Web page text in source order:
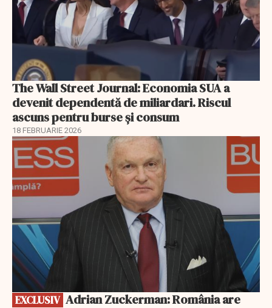
The Wall Street Journal: Economia SUA a
devenit dependentă de miliardari. Riscul
ascuns pentru burse și consum
18 FEBRUARIE 2026
EXCLUSIV
EXCLUSIV